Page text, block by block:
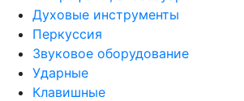
Духовые инструменты
Перкуссия
Звуковое оборудование
Ударные
Клавишные